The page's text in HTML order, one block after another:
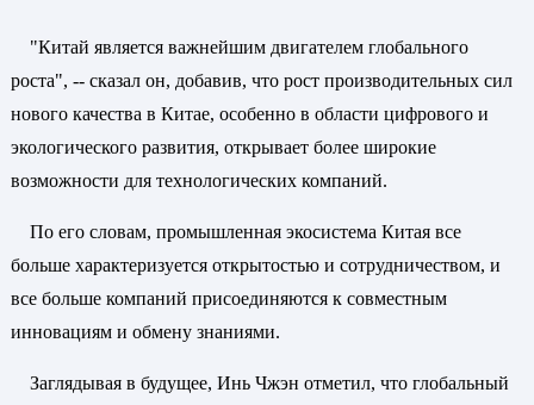
"Китай является важнейшим двигателем глобального
роста", -- сказал он, добавив, что рост производительных сил
нового качества в Китае, особенно в области цифрового и
экологического развития, открывает более широкие
возможности для технологических компаний.
По его словам, промышленная экосистема Китая все
больше характеризуется открытостью и сотрудничеством, и
все больше компаний присоединяются к совместным
инновациям и обмену знаниями.
Заглядывая в будущее, Инь Чжэн отметил, что глобальный